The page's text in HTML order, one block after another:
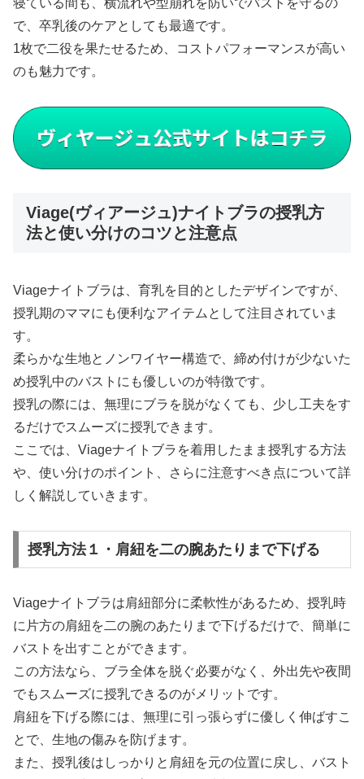
寝ている間も、横流れや型崩れを防いでバストを守るの
で、卒乳後のケアとしても最適です。
1枚で二役を果たせるため、コストパフォーマンスが高い
のも魅力です。
Viage(ヴィアージュ)ナイトブラの授乳方
法と使い分けのコツと注意点
Viageナイトブラは、育乳を目的としたデザインですが、
授乳期のママにも便利なアイテムとして注目されていま
す。
柔らかな生地とノンワイヤー構造で、締め付けが少ないた
め授乳中のバストにも優しいのが特徴です。
授乳の際には、無理にブラを脱がなくても、少し工夫をす
るだけでスムーズに授乳できます。
ここでは、Viageナイトブラを着用したまま授乳する方法
や、使い分けのポイント、さらに注意すべき点について詳
しく解説していきます。
授乳方法１・肩紐を二の腕あたりまで下げる
Viageナイトブラは肩紐部分に柔軟性があるため、授乳時
に片方の肩紐を二の腕のあたりまで下げるだけで、簡単に
バストを出すことができます。
この方法なら、ブラ全体を脱ぐ必要がなく、外出先や夜間
でもスムーズに授乳できるのがメリットです。
肩紐を下げる際には、無理に引っ張らずに優しく伸ばすこ
とで、生地の傷みを防げます。
また、授乳後はしっかりと肩紐を元の位置に戻し、バスト